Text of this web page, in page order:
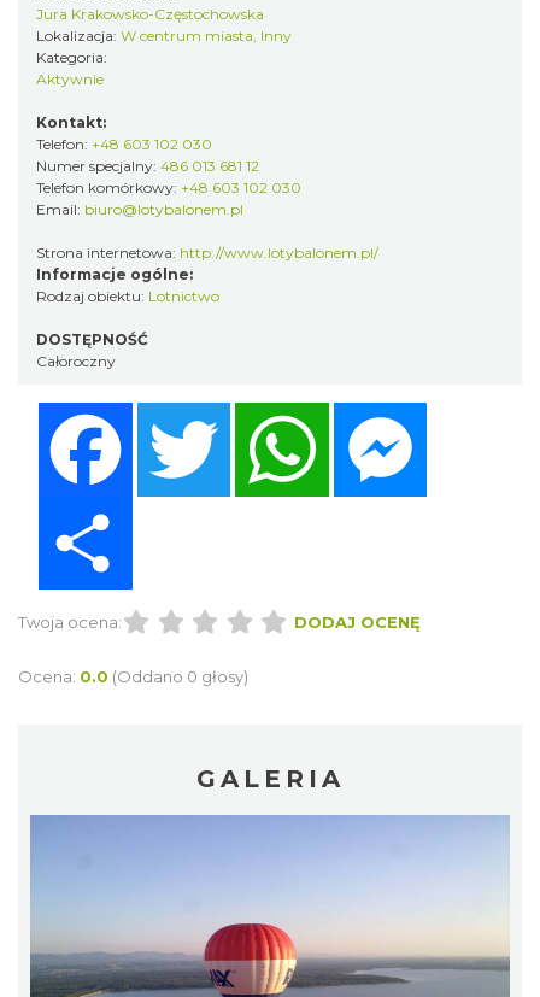
Jura Krakowsko-Częstochowska
Lokalizacja: W centrum miasta, Inny
Kategoria:
Aktywnie
Kontakt:
Telefon: +48 603 102 030
Numer specjalny: 486 013 681 12
Telefon komórkowy: +48 603 102 030
Email: biuro@lotybalonem.pl
Strona internetowa: http://www.lotybalonem.pl/
Informacje ogólne:
Rodzaj obiektu: Lotnictwo
DOSTĘPNOŚĆ
Całoroczny
Twitter WhatsApp
Twoja ocena: DODAJ OCENĘ
Ocena: 0.0 (Oddano 0 głosy)
GALERIA